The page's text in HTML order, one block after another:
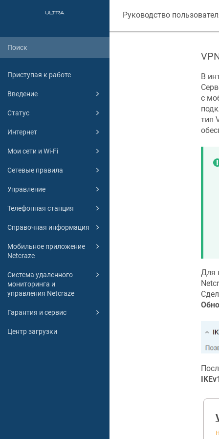
Приступая к работе
Введение
Статус
Интернет
Мои сети и Wi-Fi
Сетевые правила
Управление
Телефонная станция
Справочная информация
Мобильное приложение
Netcraze
Система удаленного
мониторинга и
управления Netcraze
Гарантия и сервис
Центр загрузки
Руководство
В
с
тип
Для